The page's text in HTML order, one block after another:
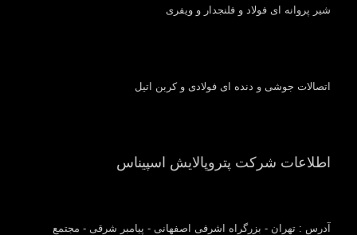
شیر پروانه ای فولاد و فلنجدار و ویفری
اتصالات جوشی و دنده ای فولادی و کربن اتیل
اطلاعات شرکت پتروپالایش اسپیناس
آدرس : تهران - بزرگراه اشرفی اصفهانی - پیامبر شرقی - مجتمع